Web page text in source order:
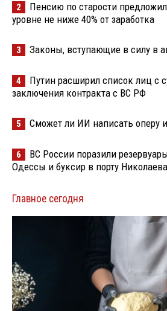
2
Пенсию по старости
уровне не ниже 40% от заработка
3 Законы, вступающие в силу в
4
Путин расширил список лиц с
заключения контракта с ВС РФ
5 Сможет ли ИИ написать оперу
6
ВС России поразили
Одессы и буксир в порту Николаева
Главное сегодня